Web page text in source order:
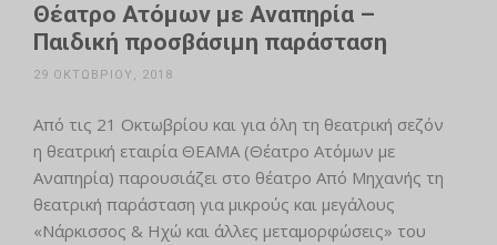
Θέατρο Ατόμων με Αναπηρία –
Παιδική προσβάσιμη παράσταση
29 ΟΚΤΩΒΡΊΟΥ, 2018
Από τις 21 Οκτωβρίου και για όλη τη θεατρική σεζόν
η θεατρική εταιρία ΘΕΑΜΑ (Θέατρο Ατόμων με
Αναπηρία) παρουσιάζει στο θέατρο Από Μηχανής τη
θεατρική παράσταση για μικρούς και μεγάλους
«Νάρκισσος & Ηχώ και άλλες μεταμορφώσεις» του